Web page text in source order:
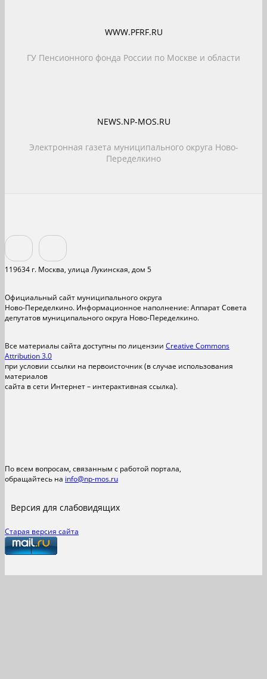
WWW.PFRF.RU
ГУ Пенсионного фонда России по Москве и области
NEWS.NP-MOS.RU
Электронная газета муниципального округа Ново-
Переделкино
119634 г. Москва, улица Лукинская, дом 5
Официальный сайт муниципального округа
Ново-Переделкино. Информационное наполнение: Аппарат Совета
депутатов муниципального округа Ново-Переделкино.
Все материалы сайта доступны по лицензии Creative Commons
Attribution 3.0
при условии ссылки на первоисточник (в случае использования
материалов
сайта в сети Интернет – интерактивная ссылка).
По всем вопросам, связанным с работой портала,
обращайтесь на info@np-mos.ru
Версия для слабовидящих
Старая версия сайта